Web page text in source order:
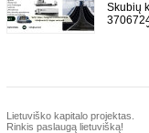
Skubių
Lietuviško kapitalo projektas.
Rinkis paslaugą lietuvišką!